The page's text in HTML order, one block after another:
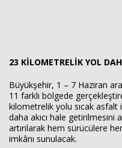
23 KİLOMETRELİK YOL
Büyükşehir, 1 – 7 Haziran
11 farklı bölgede
kilometrelik yolu sıcak asfalt
daha akıcı hale getirilmesini
artırılarak hem sürücülere
imkânı sunulacak.